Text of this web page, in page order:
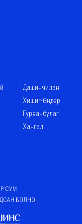
Дашинчилэн
Хишиг-Өндөр
Гурванбулаг
Хангал
СУМ
БОЛНО.